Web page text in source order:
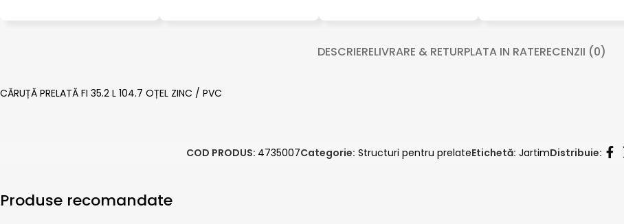
DESCRIERELIVRARE & RETURPLATA IN RATERECENZII (0)
CĂRUȚĂ PRELATĂ FI 35.2 L 104.7 OȚEL ZINC / PVC
COD PRODUS: 4735007Categorie: Structuri pentru prelateEtichetă: JartimDistribuie:
Produse recomandate